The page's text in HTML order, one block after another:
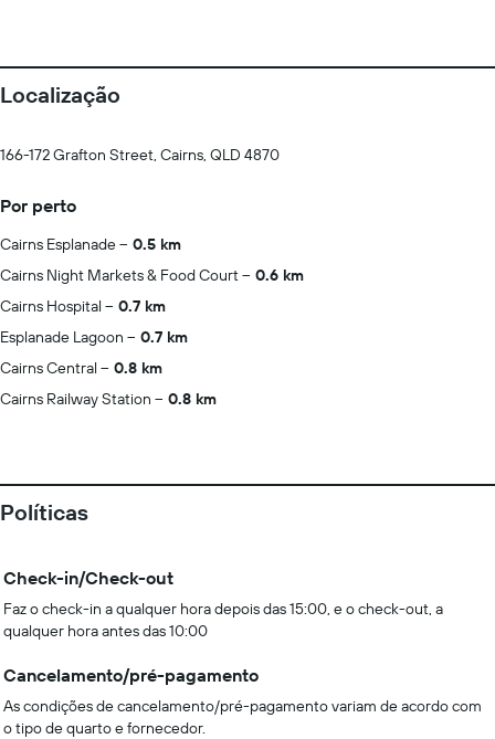
Localização
166-172 Grafton Street, Cairns, QLD 4870
Por perto
Cairns Esplanade
0.5 km
Cairns Night Markets & Food Court
0.6 km
Cairns Hospital
0.7 km
Esplanade Lagoon
0.7 km
Cairns Central
0.8 km
Cairns Railway Station
0.8 km
Políticas
Check-in/Check-out
Faz o check-in a qualquer hora depois das 15:00, e o check-out, a
qualquer hora antes das 10:00
Cancelamento/pré-pagamento
As condições de cancelamento/pré-pagamento variam de acordo com
o tipo de quarto e fornecedor.